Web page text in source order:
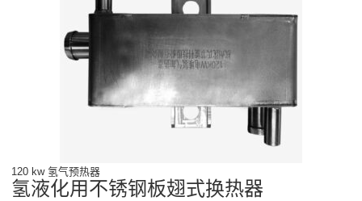
120 kw 氢气预热器
氢液化用不锈钢板翅式换热器